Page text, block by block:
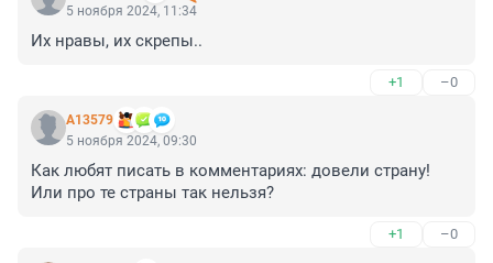
5 ноября 2024, 11:34
Их нравы, их скрепы..
+1 –0
А13579
5 ноября 2024, 09:30
Как любят писать в комментариях: довели страну!
Или про те страны так нельзя?
+1 –0